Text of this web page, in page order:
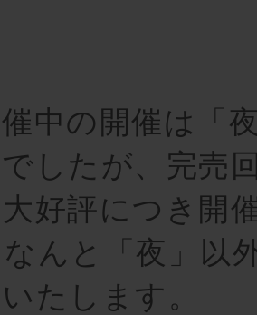
中の開催は「
したが、完売
好評につき開
んと「夜」以
たします。